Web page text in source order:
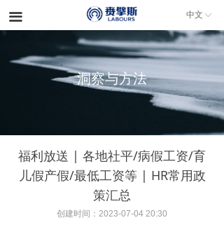
끀 ꀅ
中文
福利放送 | 各地社平/病假工资/育
儿假产假/最低工资等 | HR常用政
策汇总
洞察与方法
创建时间： 2023-07-04 20:30